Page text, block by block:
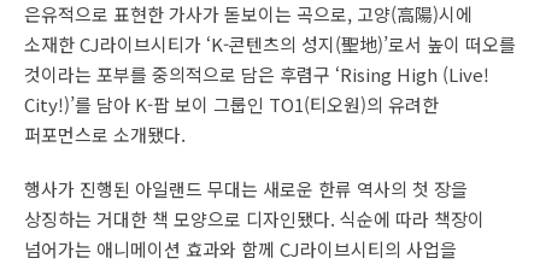
은유적으로 표현한 가사가 돋보이는 곡으로, 고양(高陽)시에
소재한 CJ라이브시티가 ‘K-콘텐츠의 성지(聖地)’로서 높이 떠오를
것이라는 포부를 중의적으로 담은 후렴구 ‘Rising High (Live!
City!)’를 담아 K-팝 보이 그룹인 TO1(티오원)의 유려한
퍼포먼스로 소개됐다.
행사가 진행된 아일랜드 무대는 새로운 한류 역사의 첫 장을
상징하는 거대한 책 모양으로 디자인됐다. 식순에 따라 책장이
넘어가는 애니메이션 효과와 함께 CJ라이브시티의 사업을